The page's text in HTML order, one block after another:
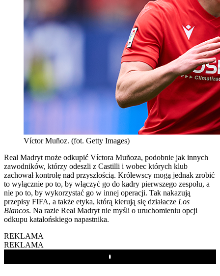
Víctor Muñoz. (fot. Getty Images)
Real Madryt może odkupić Víctora Muñoza, podobnie jak innych
zawodników, którzy odeszli z Castilli i wobec których klub
zachował kontrolę nad przyszłością. Królewscy mogą jednak zrobić
to wyłącznie po to, by włączyć go do kadry pierwszego zespołu, a
nie po to, by wykorzystać go w innej operacji. Tak nakazują
przepisy FIFA, a także etyka, którą kierują się działacze Los
Blancos. Na razie Real Madryt nie myśli o uruchomieniu opcji
odkupu katalońskiego napastnika.
REKLAMA
REKLAMA
Play